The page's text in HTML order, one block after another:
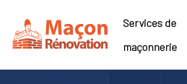
Services de
maçonnerie